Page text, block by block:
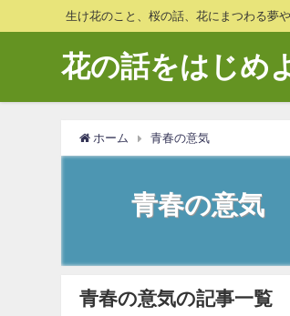
生け花のこと、桜の話、花にまつわる夢
花の話をはじめ
ホーム 青春の意気
青春の意気
青春の意気の記事一覧